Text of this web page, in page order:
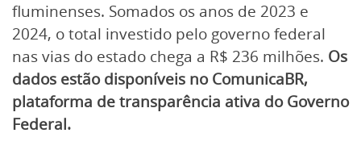
fluminenses. Somados os anos de 2023 e
2024, o total investido pelo governo federal
nas vias do estado chega a R$ 236 milhões. Os
dados estão disponíveis noComunicaBR,
plataforma de transparência ativa do Governo
Federal.